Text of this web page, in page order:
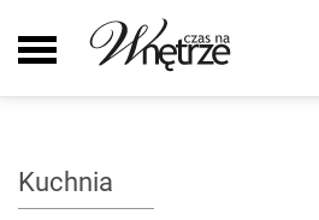
Kuchnia